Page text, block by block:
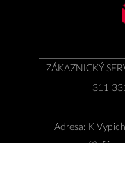
ZÁKAZNICKÝ
311
Adresa: K
©